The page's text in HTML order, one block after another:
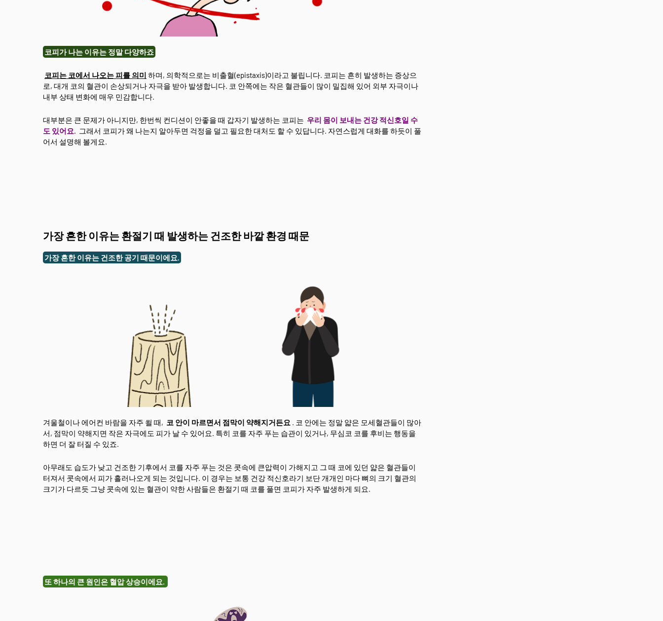
코피가 나는 이유는 정말 다양하죠
코피는 코에서 나오는 피를 의미 하며, 의학적으로는 비출혈(epistaxis)이라고 불립니다. 코피는 흔히 발생하는 증상으
로, 대개 코의 혈관이 손상되거나 자극을 받아 발생합니다. 코 안쪽에는 작은 혈관들이 많이 밀집해 있어 외부 자극이나
내부 상태 변화에 매우 민감합니다.
대부분은 큰 문제가 아니지만, 한번씩 컨디션이 안좋을 때 갑자기 발생하는 코피는 우리 몸이 보내는 건강 적신호일 수
도 있어요. 그래서 코피가 왜 나는지 알아두면 걱정을 덜고 필요한 대처도 할 수 있답니다. 자연스럽게 대화를 하듯이 풀
어서 설명해 볼게요.
가장 흔한 이유는 환절기 때 발생하는 건조한 바깥 환경 때문
가장 흔한 이유는 건조한 공기 때문이에요.
겨울철이나 에어컨 바람을 자주 쐴 때, 코 안이 마르면서 점막이 약해지거든요 . 코 안에는 정말 얇은 모세혈관들이 많아
서, 점막이 약해지면 작은 자극에도 피가 날 수 있어요. 특히 코를 자주 푸는 습관이 있거나, 무심코 코를 후비는 행동을
하면 더 잘 터질 수 있죠.
아무래도 습도가 낮고 건조한 기후에서 코를 자주 푸는 것은 콧속에 큰압력이 가해지고 그 때 코에 있던 얇은 혈관들이
터져서 콧속에서 피가 흘러나오게 되는 것입니다. 이 경우는 보통 건강 적신호라기 보단 개개인 마다 뼈의 크기 혈관의
크기가 다르듯 그냥 콧속에 있는 혈관이 약한 사람들은 환절기 때 코를 풀면 코피가 자주 발생하게 되요.
또 하나의 큰 원인은 혈압 상승이에요.